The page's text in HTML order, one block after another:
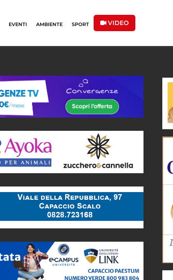
EVENTI AMBIENTE SPORT VIDEO